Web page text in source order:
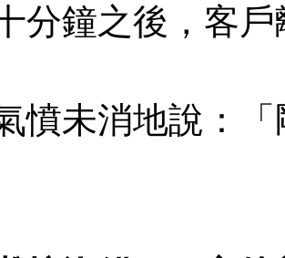
分鐘之後，客
憤未消地說：